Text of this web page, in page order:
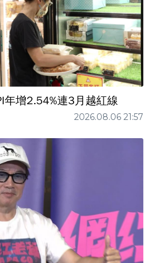
年增2.54%連3月越紅線
2026.08.06 21:57